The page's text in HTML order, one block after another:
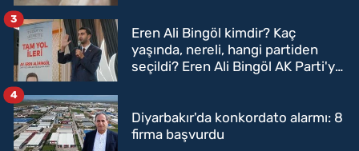
Eren Ali Bingöl kimdir? Kaç
yaşında, nereli, hangi partiden
seçildi? Eren Ali Bingöl AK Parti'ye
3
Diyarbakır'da konkordato alarmı: 8
firma başvurdu
4